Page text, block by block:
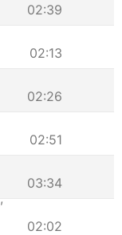
02:39
02:13
02:26
02:51
03:34
,
02:02